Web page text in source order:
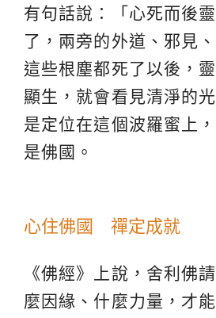
有句話說：「心死而後
了，兩旁的外道、邪見
這些根塵都死了以後，
顯生，就會看見清淨的
是定位在這個波羅蜜上
是佛國。
心住佛國 禪定成就
《佛經》上說，舍利佛
麼因緣、什麼力量，才